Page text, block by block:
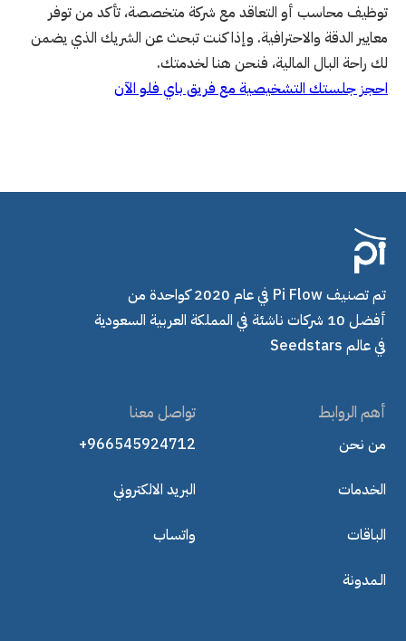
توظيف محاسب أو التعاقد مع شركة متخصصة، تأكد من توفر
معايير الدقة والاحترافية. وإذا كنت تبحث عن الشريك الذي يضمن
لك راحة البال المالية، فنحن هنا لخدمتك.
احجز جلستك التشخيصية مع فريق باي فلو الآن
تم تصنيف Pi Flow في عام 2020 كواحدة من
أفضل 10 شركات ناشئة في المملكة العربية السعودية
في عالم Seedstars
أهم الروابط
من نحن
الخدمات
الباقات
الـمدونة
تواصل معنا
+966545924712
البريد الالكتروني
واتساب